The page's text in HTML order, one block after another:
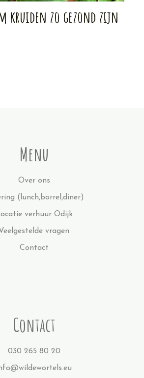
kruiden zo gezond zijn
Menu
Over ons
(lunch,borrel,diner)
verhuur Odijk
vragen
Contact
Contact
030 265 80 20